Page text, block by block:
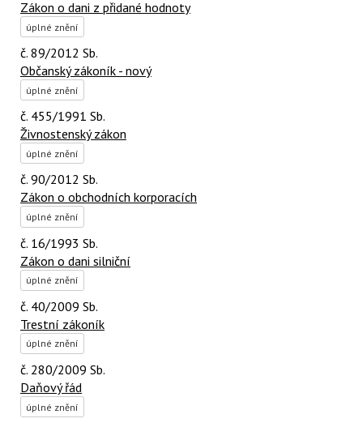
Zákon o dani z přidané hodnoty
úplné znění
č. 89/2012 Sb.
Občanský zákoník - nový
úplné znění
č. 455/1991 Sb.
Živnostenský zákon
úplné znění
č. 90/2012 Sb.
Zákon o obchodních korporacích
úplné znění
č. 16/1993 Sb.
Zákon o dani silniční
úplné znění
č. 40/2009 Sb.
Trestní zákoník
úplné znění
č. 280/2009 Sb.
Daňový řád
úplné znění